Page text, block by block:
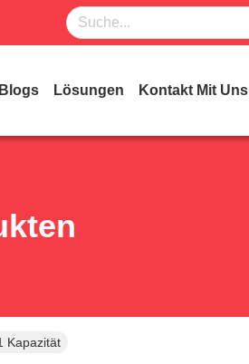
Blogs Lösungen Kontakt Mit Uns
Kapazität